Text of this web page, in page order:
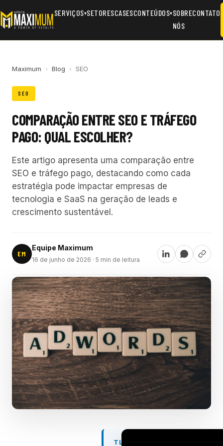
SERVIÇOS▾SETORESCASESCONTEÚDOS▾SOBRE
NÓS
CONTATO
Maximum › Blog › SEO
SEO
COMPARAÇÃO ENTRE SEO E TRÁFEGO
PAGO: QUAL ESCOLHER?
Este artigo apresenta uma comparação entre
SEO e tráfego pago, destacando como cada
estratégia pode impactar empresas de
tecnologia e SaaS na geração de leads e
crescimento sustentável.
EM
Equipe Maximum
16 de junho de 2026 · 5 min de leitura
TL;DR